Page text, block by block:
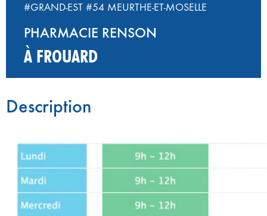
#GRAND-EST #54 MEURTHE-ET-MOSELLE
PHARMACIE RENSON
À FROUARD
Description